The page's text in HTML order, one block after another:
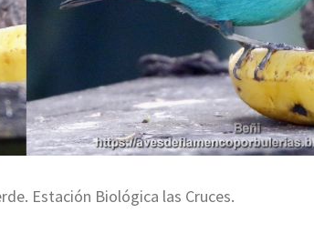
Estación Biológica las Cruces.